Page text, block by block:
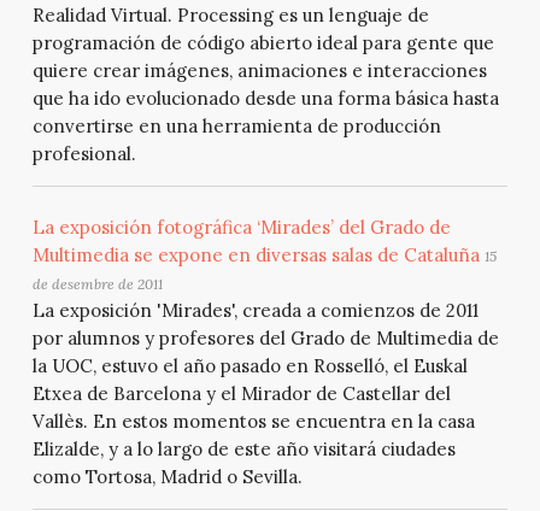
Realidad Virtual. Processing es un lenguaje de
programación de código abierto ideal para gente que
quiere crear imágenes, animaciones e interacciones
que ha ido evolucionado desde una forma básica hasta
convertirse en una herramienta de producción
profesional.
La exposición fotográfica ‘Mirades’ del Grado de
Multimedia se expone en diversas salas de Cataluña 15
de desembre de 2011
La exposición 'Mirades', creada a comienzos de 2011
por alumnos y profesores del Grado de Multimedia de
la UOC, estuvo el año pasado en Rosselló, el Euskal
Etxea de Barcelona y el Mirador de Castellar del
Vallès. En estos momentos se encuentra en la casa
Elizalde, y a lo largo de este año visitará ciudades
como Tortosa, Madrid o Sevilla.